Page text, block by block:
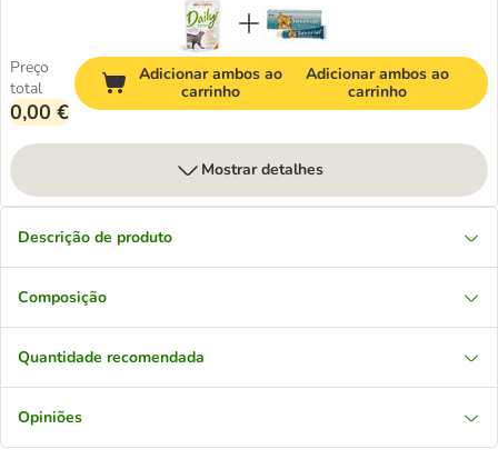
Preço
total
0,00 €
Adicionar ambos ao
carrinho
Adicionar ambos ao
carrinho
Mostrar detalhes
Descrição de produto
Composição
Quantidade recomendada
Opiniões